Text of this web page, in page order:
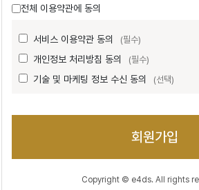
전체 이용약관에 동의
서비스 이용약관 동의 (필수)
개인정보 처리방침 동의 (필수)
기술 및 마케팅 정보 수신 동의 (선택)
회원가입
Copyright © e4ds. All rights